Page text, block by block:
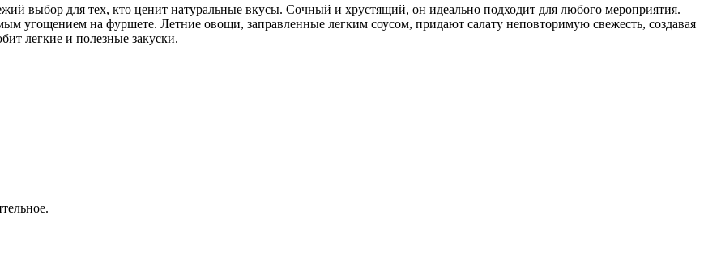
выбор для тех, кто ценит натуральные вкусы. Сочный и хрустящий, он идеально подходит для любого мероприятия.
угощением на фуршете. Летние овощи, заправленные легким соусом, придают салату неповторимую свежесть, создавая
легкие и полезные закуски.